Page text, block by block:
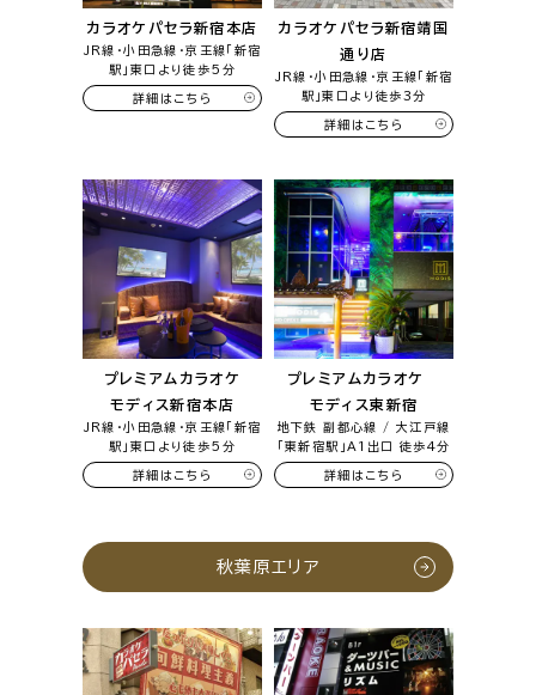
カラオケパセラ新宿本店
JR線・小田急線・京王線「新宿
駅」東口より徒歩5分
詳細はこちら
カラオケパセラ新宿靖国
通り店
JR線・小田急線・京王線「新宿
駅」東口より徒歩3分
詳細はこちら
プレミアムカラオケ
モディス新宿本店
JR線・小田急線・京王線「新宿
駅」東口より徒歩5分
詳細はこちら
プレミアムカラオケ
モディス東新宿
地下鉄 副都心線 / 大江戸線
「東新宿駅」A1出口 徒歩4分
詳細はこちら
秋葉原エリア